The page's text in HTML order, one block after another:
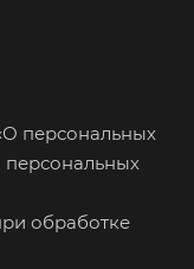
персональных
обработке